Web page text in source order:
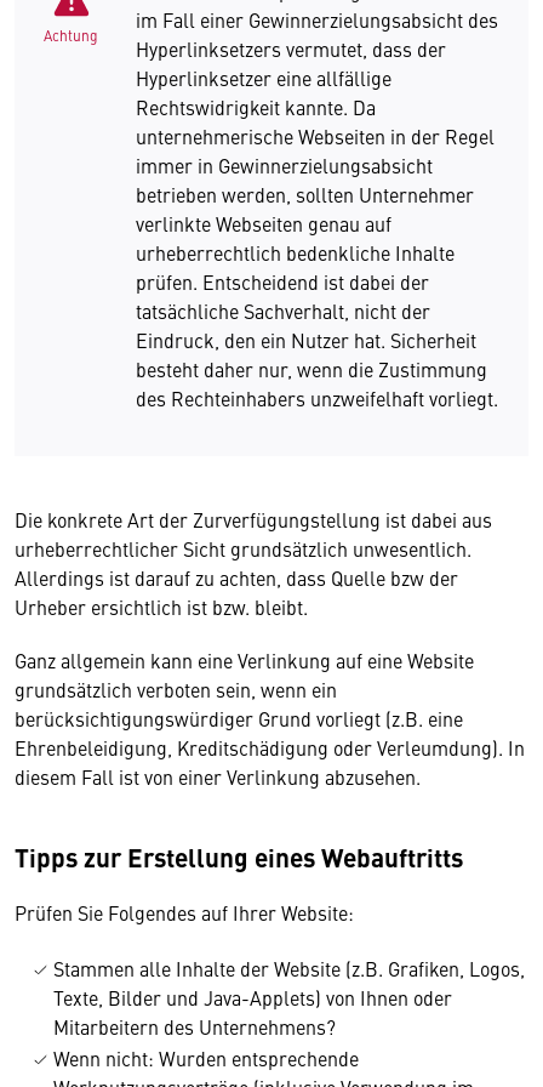
Achtung
im Fall einer Gewinnerzielungsabsicht des
Hyperlinksetzers vermutet, dass der
Hyperlinksetzer eine allfällige
Rechtswidrigkeit kannte. Da
unternehmerische Webseiten in der Regel
immer in Gewinnerzielungsabsicht
betrieben werden, sollten Unternehmer
verlinkte Webseiten genau auf
urheberrechtlich bedenkliche Inhalte
prüfen. Entscheidend ist dabei der
tatsächliche Sachverhalt, nicht der
Eindruck, den ein Nutzer hat. Sicherheit
besteht daher nur, wenn die Zustimmung
des Rechteinhabers unzweifelhaft vorliegt.
Die konkrete Art der Zurverfügungstellung ist dabei aus
urheberrechtlicher Sicht grundsätzlich unwesentlich.
Allerdings ist darauf zu achten, dass Quelle bzw der
Urheber ersichtlich ist bzw. bleibt.
Ganz allgemein kann eine Verlinkung auf eine Website
grundsätzlich verboten sein, wenn ein
berücksichtigungswürdiger Grund vorliegt (z.B. eine
Ehrenbeleidigung, Kreditschädigung oder Verleumdung). In
diesem Fall ist von einer Verlinkung abzusehen.
Tipps zur Erstellung eines Webauftritts
Prüfen Sie Folgendes auf Ihrer Website:
Stammen alle Inhalte der Website (z.B. Grafiken, Logos,
Texte, Bilder und Java-Applets) von Ihnen oder
Mitarbeitern des Unternehmens?
Wenn nicht: Wurden entsprechende